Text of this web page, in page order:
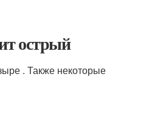
острый
. Также некоторые